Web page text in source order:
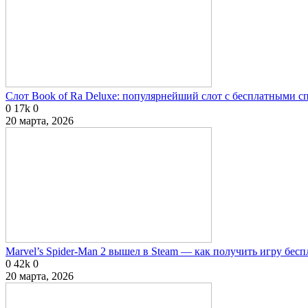
Слот Book of Ra Deluxe: популярнейший слот с бесплатными
0 17k 0
20 марта, 2026
Marvel’s Spider-Man 2 вышел в Steam — как получить игру
0 42k 0
20 марта, 2026